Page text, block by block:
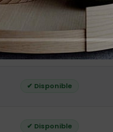
✔ Disponible
✔ Disponible
✔ Disponible